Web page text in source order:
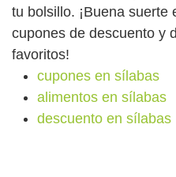
tu bolsillo. ¡Buena suerte
cupones de descuento y
favoritos!
cupones en sílabas
alimentos en sílabas
descuento en sílabas